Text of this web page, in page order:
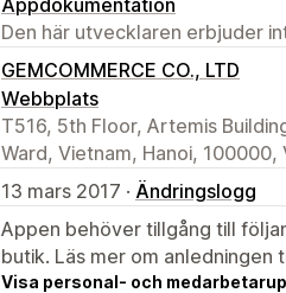
Den här utvecklaren erbjuder
GEMCOMMERCE CO., LTD
Webbplats
T516, 5th Floor, Artemis
Ward, Vietnam, Hanoi, 100000,
13 mars 2017 · Ändringslogg
Appen behöver tillgång till
butik. Läs mer om anledningen
Visa personal- och